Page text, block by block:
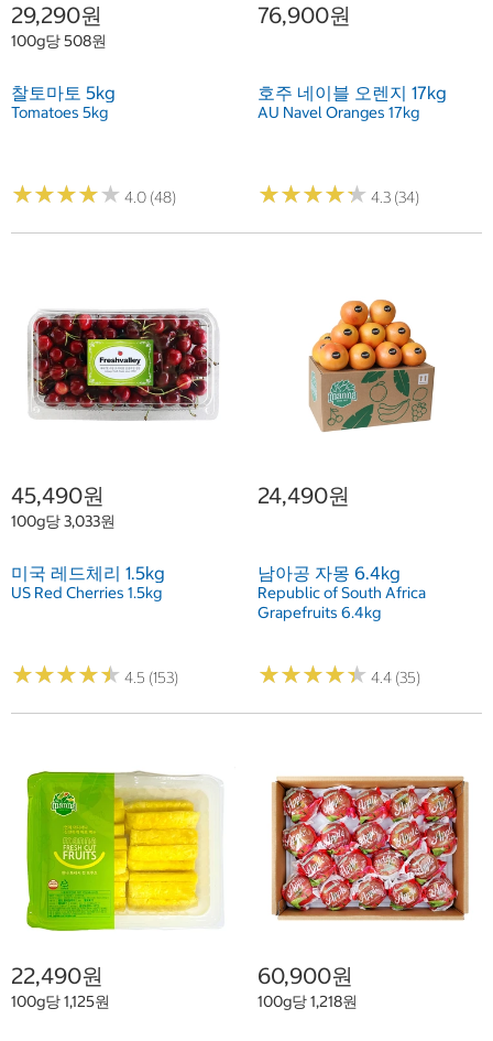
29,290원
100g당 508원
찰토마토 5kg
Tomatoes 5kg
★★★★★
★★★★★ 4.0 (48)
76,900원
호주 네이블 오렌지 17kg
AU Navel Oranges 17kg
★★★★★
★★★★★ 4.3 (34)
45,490원
100g당 3,033원
미국 레드체리 1.5kg
US Red Cherries 1.5kg
★★★★★
★★★★★ 4.5 (153)
24,490원
남아공 자몽 6.4kg
Republic of South Africa
Grapefruits 6.4kg
★★★★★
★★★★★ 4.4 (35)
22,490원
100g당 1,125원
60,900원
100g당 1,218원